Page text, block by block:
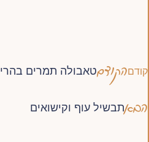
קודםהקודםטאבולה תמרים בהרי
הבאתבשיל עוף וקישואים